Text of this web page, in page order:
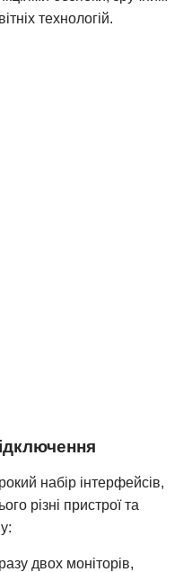
технологій.
набір інтерфейсів,
різні пристрої та
двох моніторів,